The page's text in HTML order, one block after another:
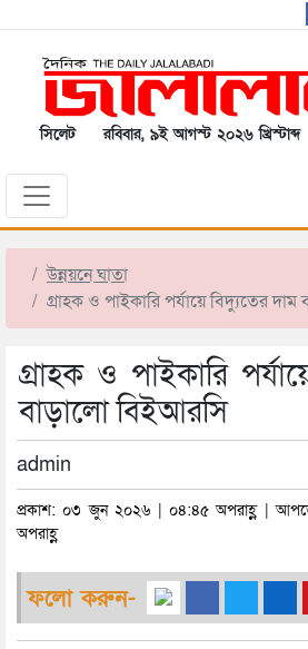
সিলেট রবিবার, ৯ই আগস্ট ২০২৬
উন্নয়নে ঘাতা
গ্রাহক ও পাইকারি পর্যায়ে বিদ্যুতের
গ্রাহক ও পাইকারি
বাড়ালো বিইআরসি
admin
প্রকাশ: ০৩ জুন ২০২৬ | ০৪:৪৫ অপরাহ্ণ |
অপরাহ্ণ
ফলো করুন-